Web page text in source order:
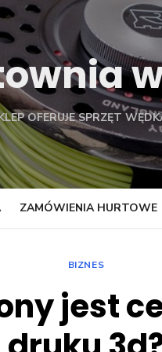
OFERUJE SPRZĘT
ZAMÓWIENIA HURTOWE
BIZNES
jest